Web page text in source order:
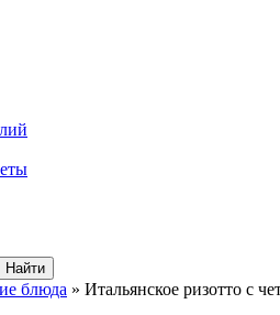
блюда » Итальянское ризотто с